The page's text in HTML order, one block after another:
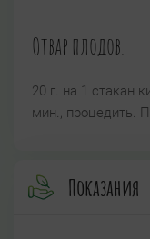
Отвар плодов.
20 г. на 1 стакан
мин., процедить.
Показания